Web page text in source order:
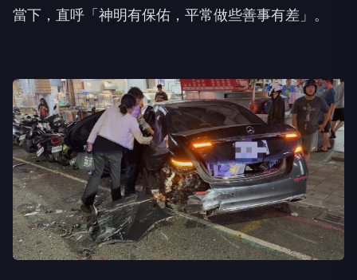
當下，直呼「神明有保佑，平常做些善事有差」。